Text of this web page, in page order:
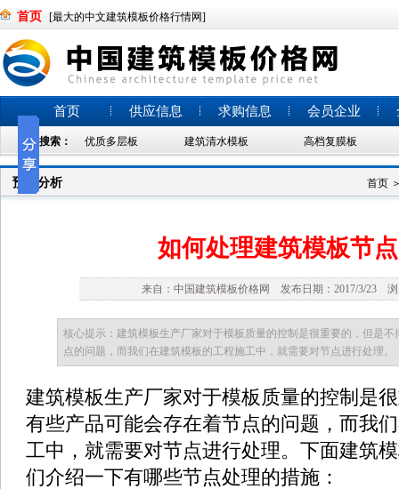
首页 [最大的中文建筑模板价格行情网]
首页 供应信息 求购信息 会员企业
热门搜索： 优质多层板 建筑清水模板 高档复膜板
预警分析 首页
如何处理建筑模板节
来自：中国建筑模板价格网 发布日期：2017/3/23 浏
核心提示：建筑模板生产厂家对于模板质量的控制是很重要的，但是
点的问题，而我们在建筑模板的工程施工中，就需要对节点进行处理。
建筑模板生产厂家对于模板质量的控制是
有些产品可能会存在着节点的问题，而我
工中，就需要对节点进行处理。下面建筑
们介绍一下有哪些节点处理的措施：